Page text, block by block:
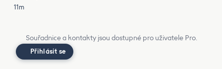
11m
Souřadnice a kontakty jsou dostupné pro uživatele Pro.
Přihlásit se